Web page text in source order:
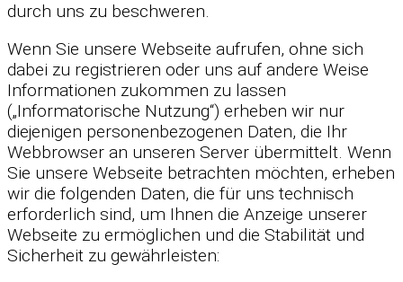
durch uns zu beschweren.
Wenn Sie unsere Webseite aufrufen, ohne sich
dabei zu registrieren oder uns auf andere Weise
Informationen zukommen zu lassen
(„Informatorische Nutzung“) erheben wir nur
diejenigen personenbezogenen Daten, die Ihr
Webbrowser an unseren Server übermittelt. Wenn
Sie unsere Webseite betrachten möchten, erheben
wir die folgenden Daten, die für uns technisch
erforderlich sind, um Ihnen die Anzeige unserer
Webseite zu ermöglichen und die Stabilität und
Sicherheit zu gewährleisten: